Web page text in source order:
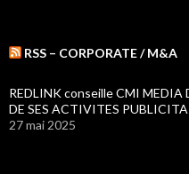
RSS – CORPORATE / M&A
REDLINK conseille CMI MEDIA
DE SES ACTIVITES
27 mai 2025